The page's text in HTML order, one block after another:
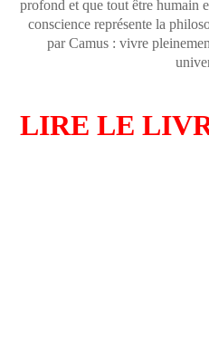
profond et que tout être humain
conscience représente la
par Camus : vivre
LIRE LE